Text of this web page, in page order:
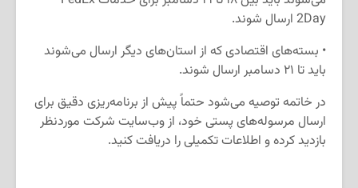
2Day ارسال شوند.
• بسته‌های اقتصادی که از استان‌های دیگر ارسال می‌شوند
باید تا ۲۱ دسامبر ارسال شوند.
در خاتمه توصیه می‌شود حتماً پیش از برنامه‌ریزی دقیق برای
ارسال مرسوله‌های پستی خود، از وب‌سایت شرکت موردنظر
بازدید کرده و اطلاعات تکمیلی را دریافت کنید.